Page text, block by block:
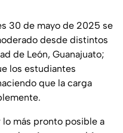
30 de mayo de 2025 se
desde distintos
de León, Guanajuato;
los estudiantes
que la carga
más pronto posible a